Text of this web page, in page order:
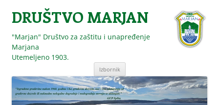
DRUŠTVO MARJAN
"Marjan" Društvo za zaštitu i unapređenje
Marjana
Utemeljeno 1903.
Izbornik Skoči
sadržaja